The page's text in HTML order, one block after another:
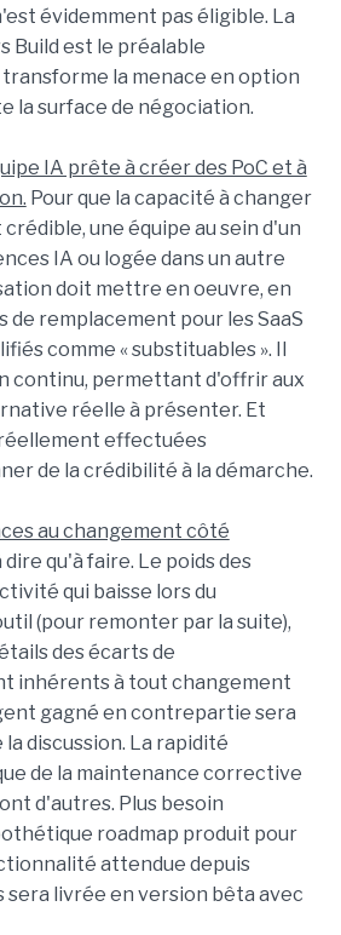
évidemment pas éligible. La
Build est le préalable
transforme la menace en option
la surface de négociation.
IA prête à créer des PoC et à
Pour que la capacité à changer
une équipe au sein d'un
IA ou logée dans un autre
doit mettre en oeuvre, en
de remplacement pour les SaaS
comme « substituables ». Il
continu, permettant d'offrir aux
réelle à présenter. Et
effectuées
de la crédibilité à la démarche.
au changement côté
dire qu'à faire. Le poids des
qui baisse lors du
(pour remonter par la suite),
des écarts de
inhérents à tout changement
gagné en contrepartie sera
discussion. La rapidité
de la maintenance corrective
d'autres. Plus besoin
roadmap produit pour
attendue depuis
sera livrée en version bêta avec